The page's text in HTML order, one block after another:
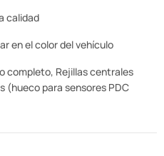
calidad
en el color del vehículo
completo, Rejillas centrales
para sensores PDC